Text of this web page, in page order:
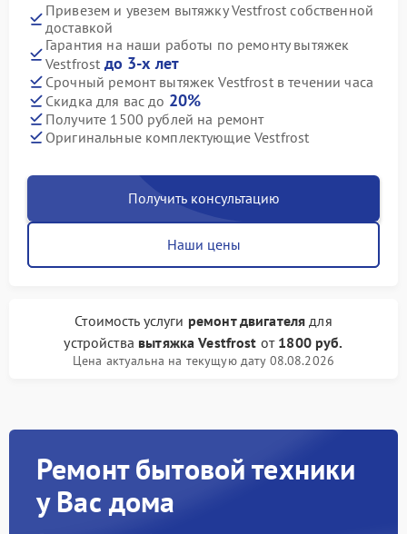
Привезем и увезем вытяжку Vestfrost собственной
доставкой
Гарантия на наши работы по ремонту вытяжек
Vestfrost до 3-х лет
Срочный ремонт вытяжек Vestfrost в течении часа
Скидка для вас до 20%
Получите 1500 рублей на ремонт
Оригинальные комплектующие Vestfrost
Получить консультацию
Наши цены
Стоимость услуги ремонт двигателя для
устройства вытяжка Vestfrost от 1800 руб.
Цена актуальна на текущую дату 08.08.2026
Ремонт бытовой техники
у Вас дома